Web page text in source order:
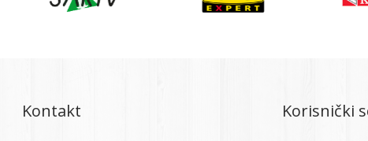
Kontakt Korisnički